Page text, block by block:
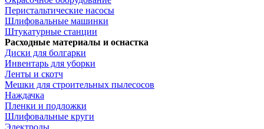
Перистальтические насосы
Шлифовальные машинки
Штукатурные станции
Расходные материалы и оснастка
Диски для болгарки
Инвентарь для уборки
Ленты и скотч
Мешки для строительных пылесосов
Наждачка
Пленки и подложки
Шлифовальные круги
Электроды